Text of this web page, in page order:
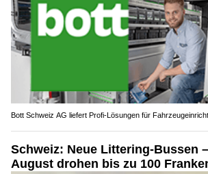
Bott Schweiz AG liefert Profi-Lösungen für
Schweiz: Neue Littering-Bussen
August drohen bis zu 100